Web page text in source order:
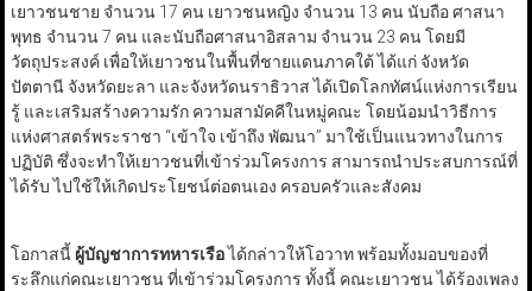
เยาวชนชาย จำนวน 17 คน เยาวชนหญิง จำนวน 13 คน นับถือ ศาสนา
พุทธ จำนวน 7 คน และนับถือศาสนาอิสลาม จำนวน 23 คน โดยมี
วัตถุประสงค์ เพื่อให้เยาวชนในพื้นที่ชายแดนภาคใต้ ได้แก่ จังหวัด
ปัตตานี จังหวัดยะลา และจังหวัดนราธิวาส ได้เปิดโลกทัศน์แห่งการเรียน
รู้ และเสริมสร้างความรัก ความสามัคคีในหมู่คณะ โดยน้อมนำวิธีการ
แห่งศาสตร์พระราชา “เข้าใจ เข้าถึง พัฒนา” มาใช้เป็นแนวทางในการ
ปฏิบัติ ซึ่งจะทำให้เยาวชนที่เข้าร่วมโครงการ สามารถนำประสบการณ์ที่
ได้รับ ไปใช้ให้เกิดประโยชน์ต่อตนเอง ครอบครัวและสังคม
โอกาสนี้ ผู้บัญชาการทหารเรือได้กล่าวให้โอวาท พร้อมทั้งมอบของที่
ระลึกแก่คณะเยาวชน ที่เข้าร่วมโครงการ ทั้งนี้ คณะเยาวชน ได้ร้องเพลง